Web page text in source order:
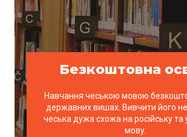
Безкоштовна
Навчання чеською мовою
державних вишах. Вивчити його
чеська дужа схожа на російську та
мову.